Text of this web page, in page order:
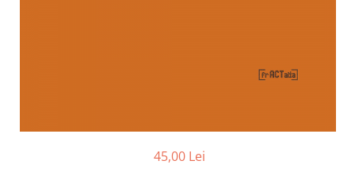
45,00 Lei